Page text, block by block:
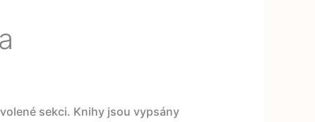
sekci. Knihy jsou vypsány